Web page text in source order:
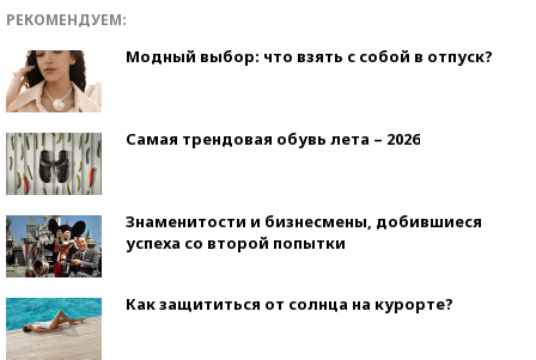
РЕКОМЕНДУЕМ:
Модный выбор: что взять с собой в отпуск?
Самая трендовая обувь лета – 2026
Знаменитости и бизнесмены, добившиеся
успеха со второй попытки
Как защититься от солнца на курорте?